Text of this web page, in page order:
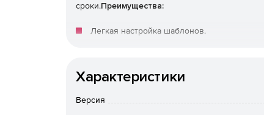
сроки.Преимущества:
Легкая настройка шаблонов.
Интеллектуальные прелоадеры.
Разработанные и протестированные
Характеристики
Версия